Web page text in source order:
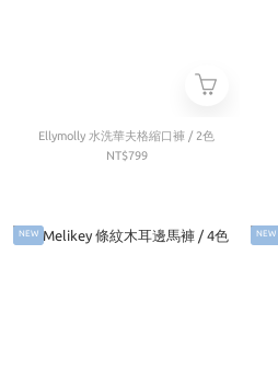
Ellymolly 水洗華夫格縮口褲 / 2色
NT$799
NEW NEW